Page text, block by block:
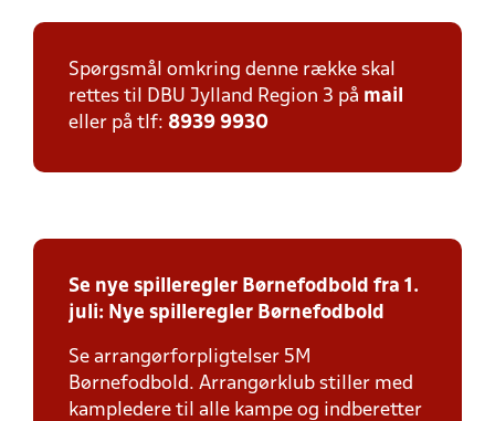
Spørgsmål omkring denne række skal
rettes til DBU Jylland Region 3 på mail
eller på tlf: 8939 9930
Se nye spilleregler Børnefodbold fra 1.
juli: Nye spilleregler Børnefodbold
Se arrangørforpligtelser 5M
Børnefodbold. Arrangørklub stiller med
kampledere til alle kampe og indberetter